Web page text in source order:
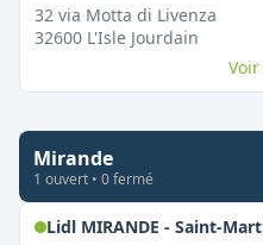
32 via Motta di Livenza
32600 L'Isle Jourdain
Mirande
1 ouvert • 0fermé
Lidl MIRANDE - Saint-